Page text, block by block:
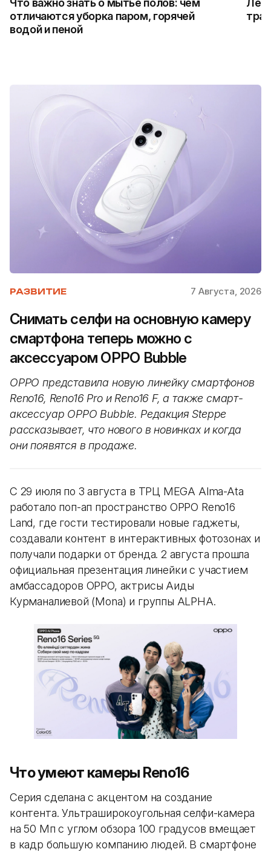
Что важно знать о мытье полов: чем
отличаются уборка паром, горячей
водой и пеной
РАЗВИТИЕ 7 Августа, 2026
Снимать селфи на основную камеру
смартфона теперь можно с
аксессуаром OPPO Bubble
OPPO представила новую линейку смартфонов
Reno16, Reno16 Pro и Reno16 F, а также смарт-
аксессуар OPPO Bubble. Редакция Steppe
рассказывает, что нового в новинках и когда
они появятся в продаже.
С 29 июля по 3 августа в ТРЦ MEGA Alma-Ata
работало поп-ап пространство OPPO Reno16
Land, где гости тестировали новые гаджеты,
создавали контент в интерактивных фотозонах и
получали подарки от бренда. 2 августа прошла
официальная презентация линейки с участием
амбассадоров OPPO, актрисы Аиды
Курманалиевой (Mona) и группы ALPHA.
Что умеют камеры Reno16
Серия сделана с акцентом на создание
контента. Ультраширокоугольная селфи-камера
на 50 Мп с углом обзора 100 градусов вмещает
в кадр большую компанию людей. В смартфоне